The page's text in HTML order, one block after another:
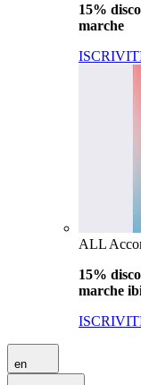
15%
marche
ALL
15%
marche
en